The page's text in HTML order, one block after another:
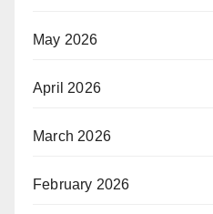
May 2026
April 2026
March 2026
February 2026